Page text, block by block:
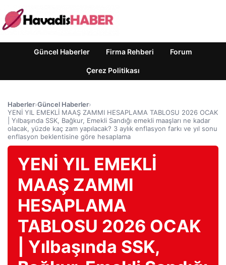
Güncel Haberler Firma Rehberi Forum
Çerez Politikası
Haberler›Güncel Haberler›
YENİ YIL EMEKLİ MAAŞ ZAMMI HESAPLAMA TABLOSU 2026 OCAK
| Yılbaşında SSK, Bağkur, Emekli Sandığı emekli maaşları ne kadar
olacak, yüzde kaç zam yapılacak? 3 aylık enflasyon farkı ve yıl sonu
enflasyon beklentisine göre hesaplama
YENİ YIL EMEKLİ
MAAŞ ZAMMI
HESAPLAMA
TABLOSU 2026 OCAK
| Yılbaşında SSK,